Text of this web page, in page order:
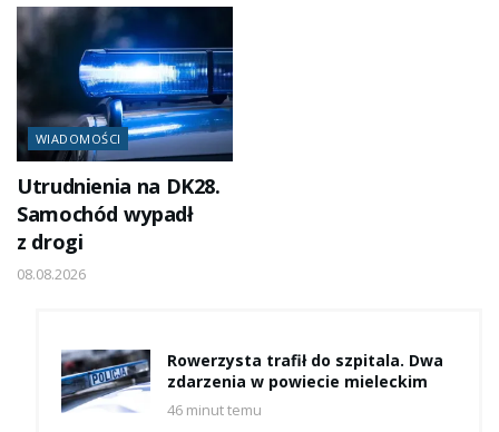
WIADOMOŚCI
Utrudnienia na DK28.
Samochód wypadł
z drogi
08.08.2026
Rowerzysta trafił do szpitala. Dwa
zdarzenia w powiecie mieleckim
46 minut temu